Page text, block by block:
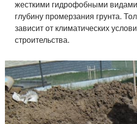
жесткими гидрофобными видами
глубину промерзания грунта.
зависит от климатических
строительства.